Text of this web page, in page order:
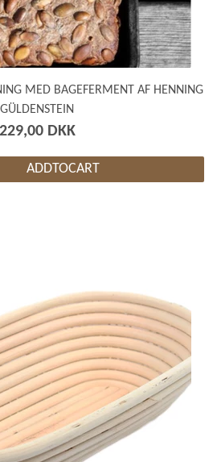
MED BAGEFERMENT AF HENNING
GÜLDENSTEIN
229,00 DKK
ADDTOCART